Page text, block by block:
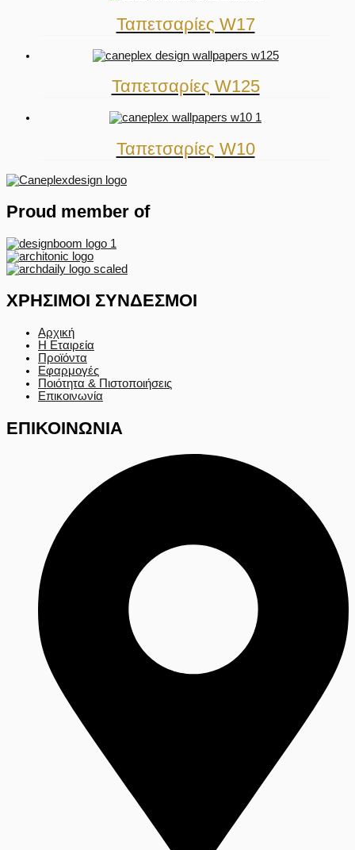
Ταπετσαρίες W17
Ταπετσαρίες W125
Ταπετσαρίες W10
Proud member of
ΧΡΗΣΙΜΟΙ ΣΥΝΔΕΣΜΟΙ
Αρχική
Η Εταιρεία
Προϊόντα
Εφαρμογές
Ποιότητα & Πιστοποιήσεις
Επικοινωνία
ΕΠΙΚΟΙΝΩΝΙΑ